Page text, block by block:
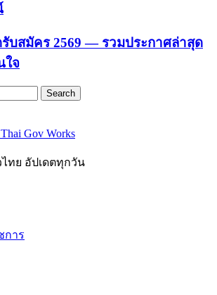
รับสมัคร 2569 — รวมประกาศล่าสุด
ใจ
Gov Works
ทย อัปเดตทุกวัน
การ